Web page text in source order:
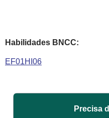
Habilidades BNCC:
EF01HI06
Precisa